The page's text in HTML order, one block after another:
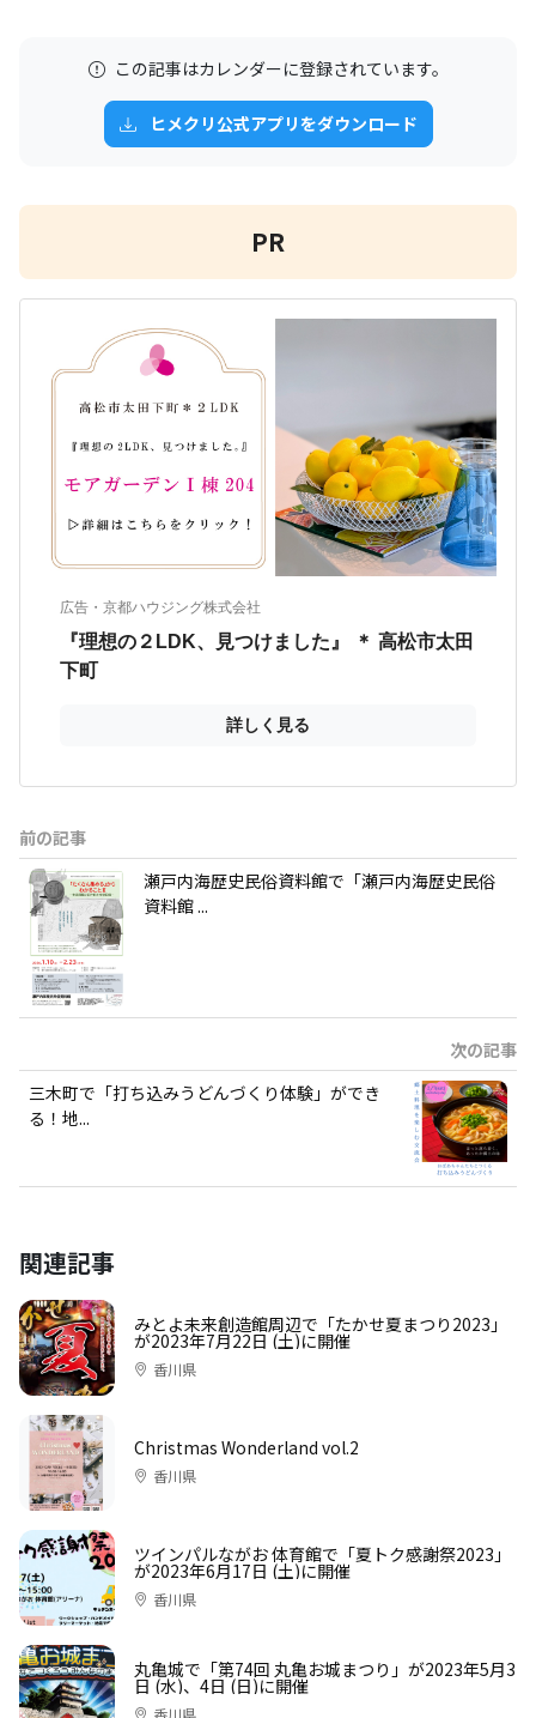
この記事はカレンダーに登録されています。
ヒメクリ公式アプリをダウンロード
PR
前の記事
瀬戸内海歴史民俗資料館で「瀬戸内海歴史民俗
資料館 ...
次の記事
三木町で「打ち込みうどんづくり体験」ができ
る！地...
関連記事
みとよ未来創造館周辺で「たかせ夏まつり2023」
が2023年7月22日 (土)に開催
香川県
Christmas Wonderland vol.2
香川県
ツインパルながお 体育館で「夏トク感謝祭2023」
が2023年6月17日 (土)に開催
香川県
丸亀城で「第74回 丸亀お城まつり」が2023年5月3
日 (水)、4日 (日)に開催
香川県